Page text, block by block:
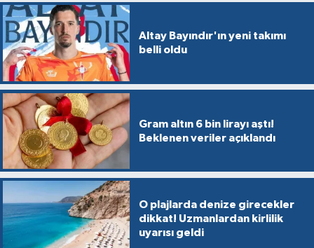
Altay Bayındır'ın yeni takımı
belli oldu
Gram altın 6 bin lirayı aştı!
Beklenen veriler açıklandı
O plajlarda denize girecekler
dikkat! Uzmanlardan kirlilik
uyarısı geldi